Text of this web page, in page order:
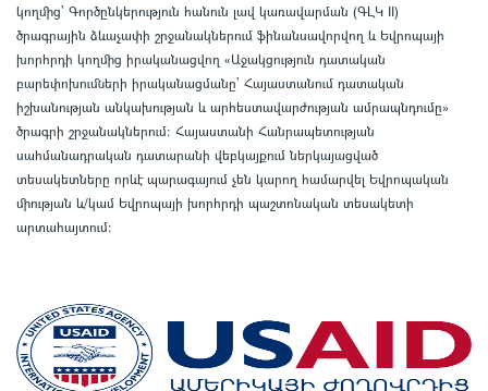
կողմից՝ Գործընկերություն հանուն լավ կառավարման (ԳԼԿ II)
ծրագրային ձևաչափի շրջանակներում ֆինանսավորվող և Եվրոպայի
խորհրդի կողմից իրականացվող «Աջակցություն դատական
բարեփոխումների իրականացմանը` Հայաստանում դատական
իշխանության անկախության և արհեստավարժության ամրապնդումը»
ծրագրի շրջանակներում: Հայաստանի Հանրապետության
սահմանադրական դատարանի վեբկայքում ներկայացված
տեսակետները որևէ պարագայում չեն կարող համարվել Եվրոպական
միության և/կամ Եվրոպայի խորհրդի պաշտոնական տեսակետի
արտահայտում: